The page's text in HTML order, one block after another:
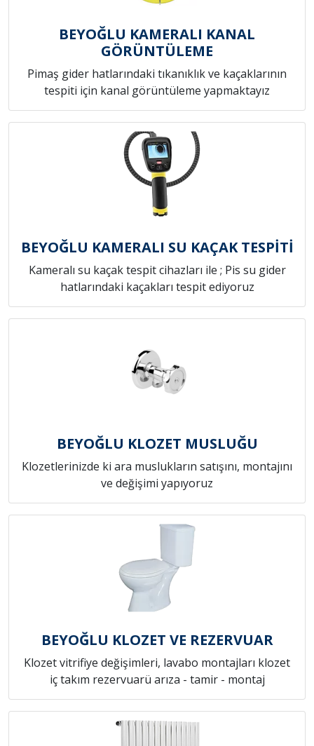
BEYOĞLU KAMERALI KANAL
GÖRÜNTÜLEME
Pimaş gider hatlarındaki tıkanıklık ve kaçaklarının
tespiti için kanal görüntüleme yapmaktayız
BEYOĞLU KAMERALI SU KAÇAK TESPİTİ
Kameralı su kaçak tespit cihazları ile ; Pis su gider
hatlarındaki kaçakları tespit ediyoruz
BEYOĞLU KLOZET MUSLUĞU
Klozetlerinizde ki ara muslukların satışını, montajını
ve değişimi yapıyoruz
BEYOĞLU KLOZET VE REZERVUAR
Klozet vitrifiye değişimleri, lavabo montajları klozet
iç takım rezervuarü arıza - tamir - montaj